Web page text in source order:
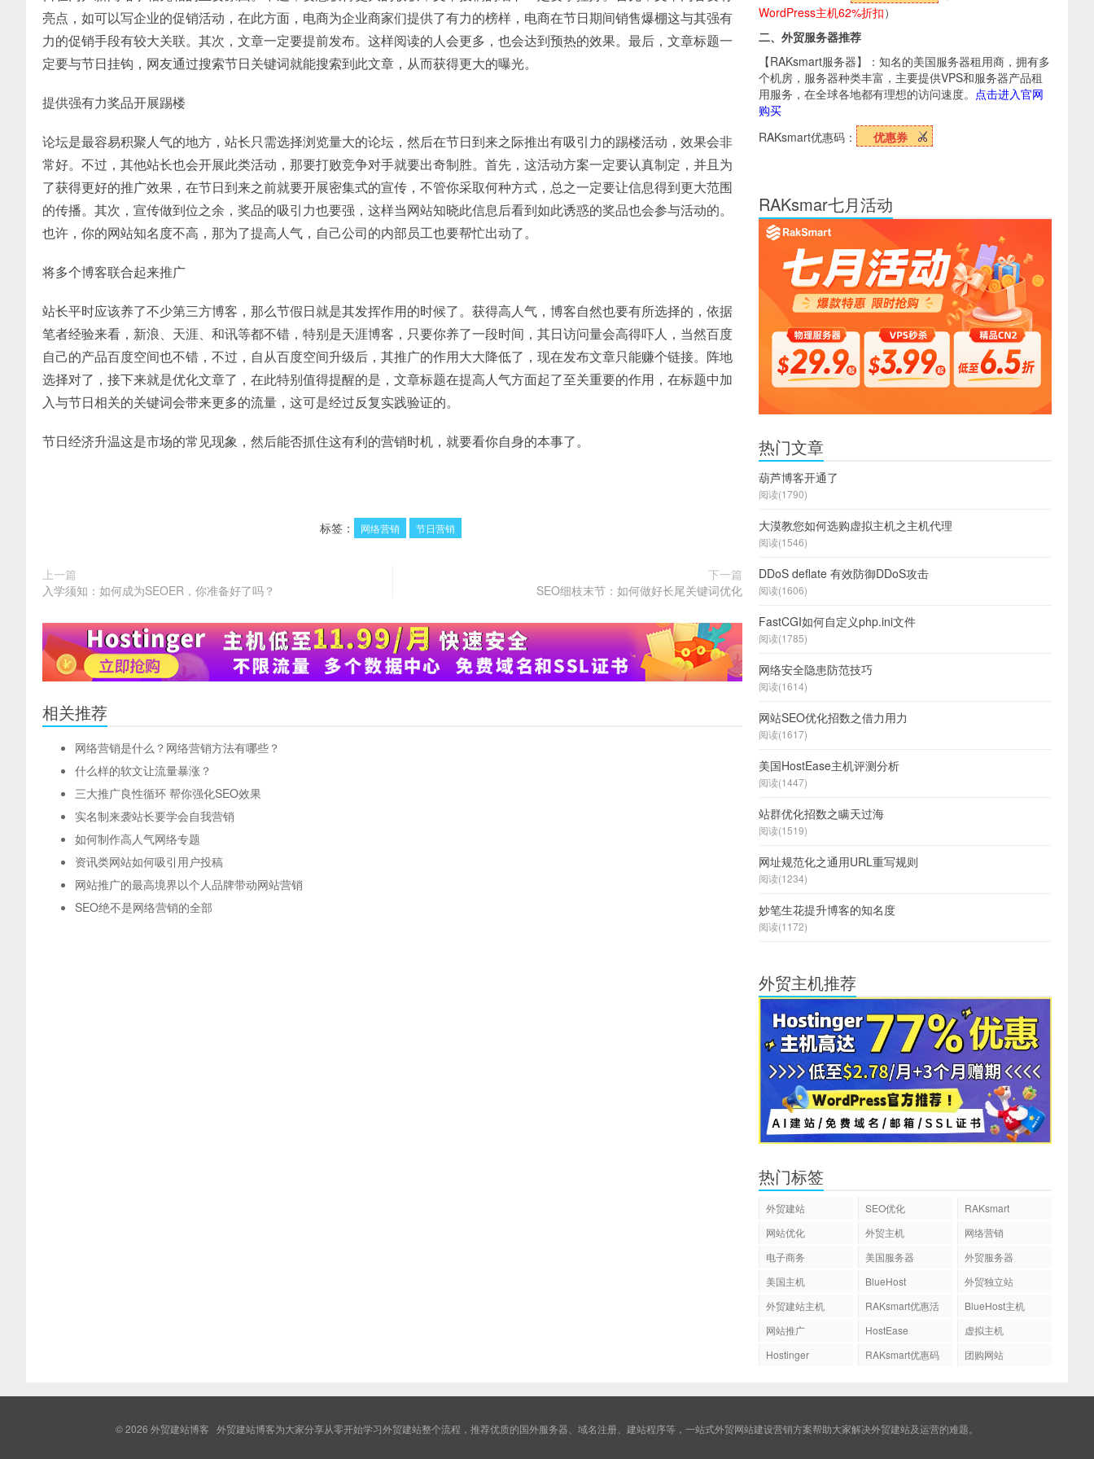
亮点，如可以写企业的促销活动，在此方面，电商为企业商家们提供了有力的榜样，电商在节日期间销售爆棚这与其强有
力的促销手段有较大关联。其次，文章一定要提前发布。这样阅读的人会更多，也会达到预热的效果。最后，文章标题一
定要与节日挂钩，网友通过搜索节日关键词就能搜索到此文章，从而获得更大的曝光。
提供强有力奖品开展踢楼
论坛是最容易积聚人气的地方，站长只需选择浏览量大的论坛，然后在节日到来之际推出有吸引力的踢楼活动，效果会非
常好。不过，其他站长也会开展此类活动，那要打败竞争对手就要出奇制胜。首先，这活动方案一定要认真制定，并且为
了获得更好的推广效果，在节日到来之前就要开展密集式的宣传，不管你采取何种方式，总之一定要让信息得到更大范围
的传播。其次，宣传做到位之余，奖品的吸引力也要强，这样当网站知晓此信息后看到如此诱惑的奖品也会参与活动的。
也许，你的网站知名度不高，那为了提高人气，自己公司的内部员工也要帮忙出动了。
将多个博客联合起来推广
站长平时应该养了不少第三方博客，那么节假日就是其发挥作用的时候了。获得高人气，博客自然也要有所选择的，依据
笔者经验来看，新浪、天涯、和讯等都不错，特别是天涯博客，只要你养了一段时间，其日访问量会高得吓人，当然百度
自己的产品百度空间也不错，不过，自从百度空间升级后，其推广的作用大大降低了，现在发布文章只能赚个链接。阵地
选择对了，接下来就是优化文章了，在此特别值得提醒的是，文章标题在提高人气方面起了至关重要的作用，在标题中加
入与节日相关的关键词会带来更多的流量，这可是经过反复实践验证的。
节日经济升温这是市场的常见现象，然后能否抓住这有利的营销时机，就要看你自身的本事了。
标签： 网络营销 节日营销
上一篇
入学须知：如何成为SEOER，你准备好了吗？
下一篇
SEO细枝末节：如何做好长尾关键词优化
相关推荐
网络营销是什么？网络营销方法有哪些？
什么样的软文让流量暴涨？
三大推广良性循环 帮你强化SEO效果
实名制来袭站长要学会自我营销
如何制作高人气网络专题
资讯类网站如何吸引用户投稿
网站推广的最高境界以个人品牌带动网站营销
SEO绝不是网络营销的全部
WordPress主机62%折扣）
二、外贸服务器推荐
【RAKsmart服务器】：知名的美国服务器租用商，拥有多
个机房，服务器种类丰富，主要提供VPS和服务器产品租
用服务，在全球各地都有理想的访问速度。 点击进入官网
购买
RAKsmart优惠码：
优惠券
RAKsmar七月活动
热门文章
葫芦博客开通了
阅读(1790)
大漠教您如何选购虚拟主机之主机代理
阅读(1546)
DDoS deflate 有效防御DDoS攻击
阅读(1606)
FastCGI如何自定义php.ini文件
阅读(1785)
网络安全隐患防范技巧
阅读(1614)
网站SEO优化招数之借力用力
阅读(1617)
美国HostEase主机评测分析
阅读(1447)
站群优化招数之瞒天过海
阅读(1519)
网址规范化之通用URL重写规则
阅读(1234)
妙笔生花提升博客的知名度
阅读(1172)
外贸主机推荐
热门标签
外贸建站 SEO优化
RAKsmart
网站优化
外贸主机
网络营销
电子商务
美国服务器
外贸服务器
美国主机
BlueHost
外贸独立站
外贸建站主机
RAKsmart优惠活
BlueHost主机
网站推广
HostEase
虚拟主机
Hostinger
RAKsmart优惠码 团购网站
© 2026 外贸建站博客 外贸建站博客为大家分享从零开始学习外贸建站整个流程，推荐优质的国外服务器、域名注册、建站程序等，一站式外贸网站建设营销方案帮助大家解决外贸建站及运营的难题。